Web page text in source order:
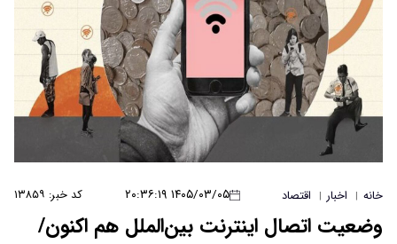
خانه | اخبار | اقتصاد ۱۴۰۵/۰۳/۰۵ ۲۰:۳۶:۱۹ کد خبر: ۱۳۸۵۹
وضعیت اتصال اینترنت بین‌الملل هم اکنون/